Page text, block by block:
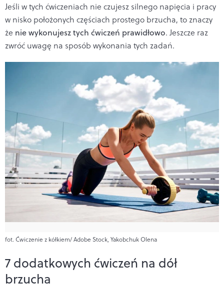
Jeśli w tych ćwiczeniach nie czujesz silnego napięcia i pracy
w nisko położonych częściach prostego brzucha, to znaczy
że nie wykonujesz tych ćwiczeń prawidłowo. Jeszcze raz
zwróć uwagę na sposób wykonania tych zadań.
fot. Ćwiczenie z kółkiem/ Adobe Stock, Yakobchuk Olena
7 dodatkowych ćwiczeń na dół
brzucha